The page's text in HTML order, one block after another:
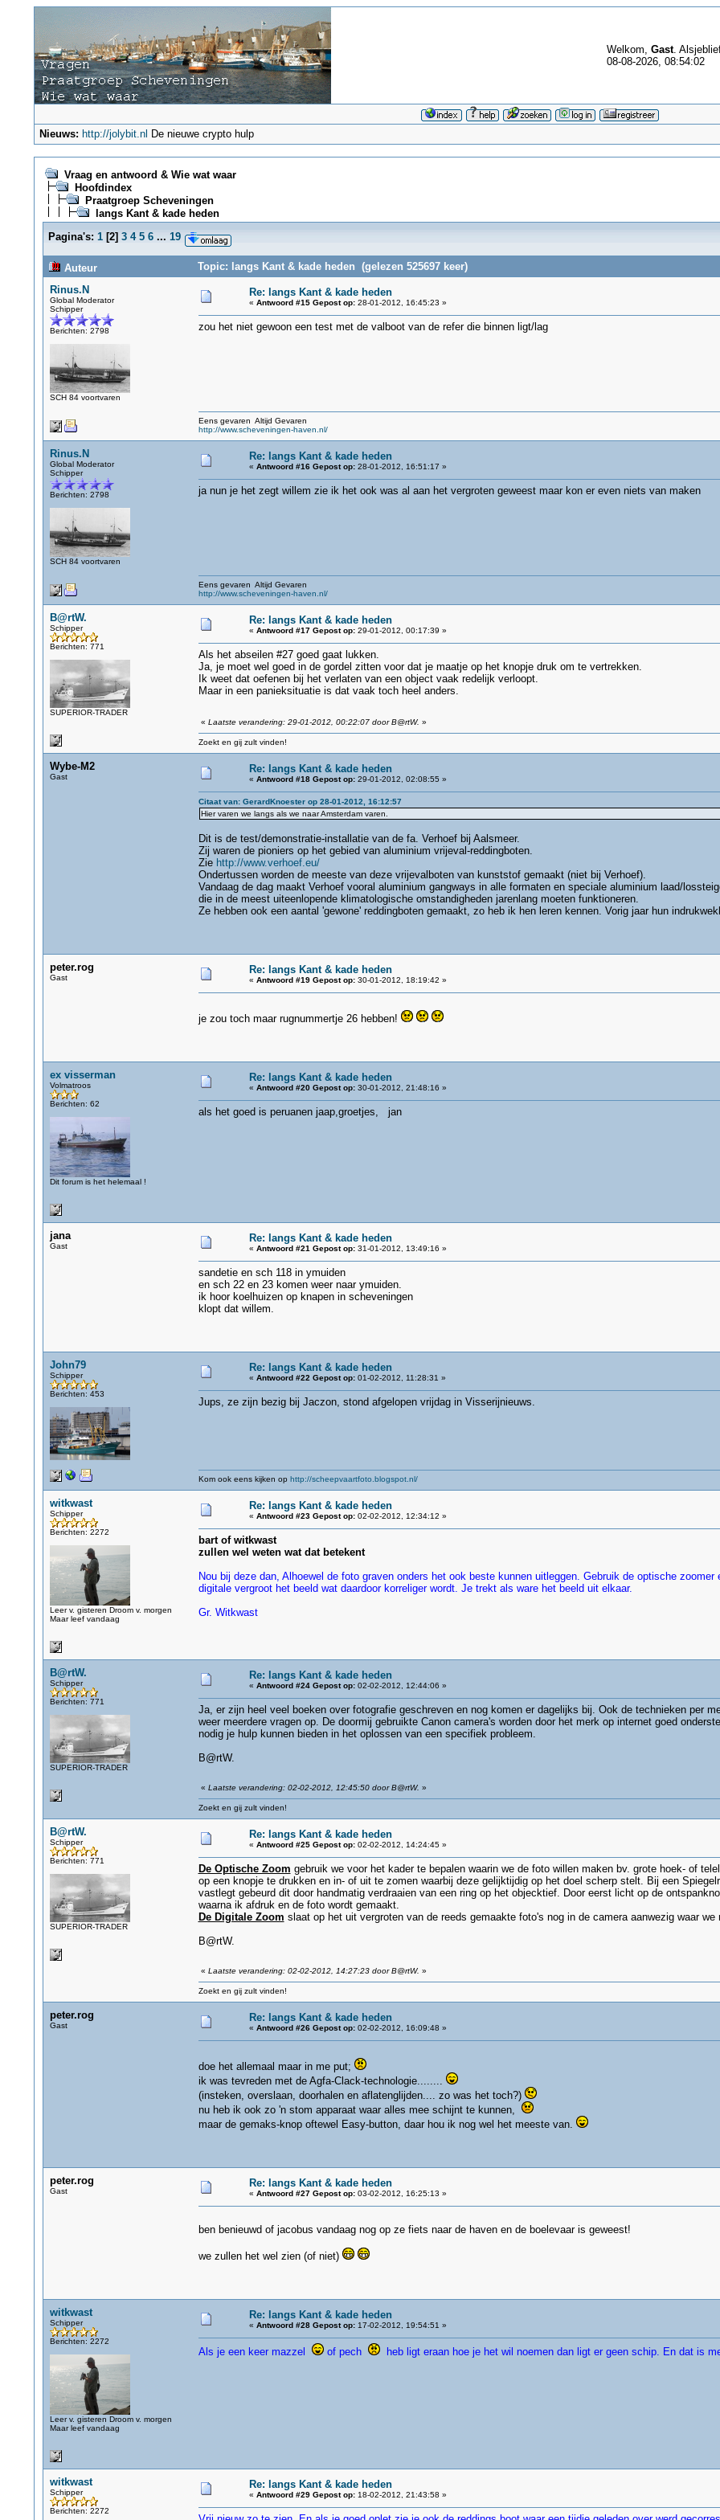
Welkom, Gast.
08-08-2026, 08:54:02
Nieuws: http://jolybit.nl De nieuwe crypto hulp
Vraag en antwoord & Wie wat waar
Hoofdindex
Praatgroep Scheveningen
langs Kant & kade heden
Pagina's: 1[2] 3 4 5 6 ... 19
Auteur
Topic: langs Kant & kade heden (gelezen 525697 keer)
Rinus.N
Global Moderator
Schipper
Berichten: 2798
SCH 84 voortvaren
Re: langs Kant & kade heden
« Antwoord #15 Gepost op:28-01-2012, 16:45:23 »
zou het niet gewoon een test met de valboot van de refer die binnen ligt/lag
Eens gevaren Altijd Gevaren
http://www.scheveningen-haven.nl/
Rinus.N
Global Moderator
Schipper
Berichten: 2798
SCH 84 voortvaren
Re: langs Kant & kade heden
« Antwoord #16 Gepost op:28-01-2012, 16:51:17 »
ja nun je het zegt willem zie ik het ook was al aan het vergroten geweest maar kon er even niets van maken
Eens gevaren Altijd Gevaren
http://www.scheveningen-haven.nl/
B@rtW.
Schipper
Berichten: 771
SUPERIOR-TRADER
Re: langs Kant & kade heden
« Antwoord #17 Gepost op:29-01-2012, 00:17:39 »
Als het abseilen #27 goed gaat lukken.
Ja, je moet wel goed in de gordel zitten voor dat je maatje op het knopje druk om te vertrekken.
Ik weet dat oefenen bij het verlaten van een object vaak redelijk verloopt.
Maar in een panieksituatie is dat vaak toch heel anders.
« Laatste verandering: 29-01-2012, 00:22:07 door B@rtW. »
Zoekt en gij zult vinden!
Wybe-M2
Gast
Re: langs Kant & kade heden
« Antwoord #18 Gepost op:29-01-2012, 02:08:55 »
Citaat van: GerardKnoester op 28-01-2012, 16:12:57
Hier varen we langs als we naar Amsterdam varen.
Dit is de test/demonstratie-installatie van de fa. Verhoef bij Aalsmeer.
Zij waren de pioniers op het gebied van aluminium vrijeval-reddingboten.
Zie http://www.verhoef.eu/
Ondertussen worden de meeste van deze vrijevalboten van kunststof gemaakt (niet bij Verhoef).
Vandaag de dag maakt Verhoef vooral aluminium gangways in alle formaten en speciale aluminium laad/
die in de meest uiteenlopende klimatologische omstandigheden jarenlang moeten funktioneren.
Ze hebben ook een aantal 'gewone' reddingboten gemaakt, zo heb ik hen leren kennen. Vorig jaar hun
peter.rog
Gast
Re: langs Kant & kade heden
« Antwoord #19 Gepost op:30-01-2012, 18:19:42 »
je zou toch maar rugnummertje 26 hebben!
ex visserman
Volmatroos
Berichten: 62
Dit forum is het helemaal !
Re: langs Kant & kade heden
« Antwoord #20 Gepost op:30-01-2012, 21:48:16 »
als het goed is peruanen jaap,groetjes, jan
jana
Gast
Re: langs Kant & kade heden
« Antwoord #21 Gepost op:31-01-2012, 13:49:16 »
sandetie en sch 118 in ymuiden
en sch 22 en 23 komen weer naar ymuiden.
ik hoor koelhuizen op knapen in scheveningen
klopt dat willem.
John79
Schipper
Berichten: 453
Re: langs Kant & kade heden
« Antwoord #22 Gepost op:01-02-2012, 11:28:31 »
Jups, ze zijn bezig bij Jaczon, stond afgelopen vrijdag in Visserijnieuws.
Kom ook eens kijken op http://scheepvaartfoto.blogspot.nl/
witkwast
Schipper
Berichten: 2272
Leer v. gisteren Droom v. morgen
Maar leef vandaag
Re: langs Kant & kade heden
« Antwoord #23 Gepost op:02-02-2012, 12:34:12 »
bart of witkwast
zullen wel weten wat dat betekent
Nou bij deze dan, Alhoewel de foto graven onders het ook beste kunnen uitleggen. Gebruik de optische
digitale vergroot het beeld wat daardoor korreliger wordt. Je trekt als ware het beeld uit elkaar.
Gr. Witkwast
B@rtW.
Schipper
Berichten: 771
SUPERIOR-TRADER
Re: langs Kant & kade heden
« Antwoord #24 Gepost op:02-02-2012, 12:44:06 »
Ja, er zijn heel veel boeken over fotografie geschreven en nog komen er dagelijks bij. Ook de technieken per
weer meerdere vragen op. De doormij gebruikte Canon camera's worden door het merk op internet goed
nodig je hulp kunnen bieden in het oplossen van een specifiek probleem.
B@rtW.
« Laatste verandering: 02-02-2012, 12:45:50 door B@rtW. »
Zoekt en gij zult vinden!
B@rtW.
Schipper
Berichten: 771
SUPERIOR-TRADER
Re: langs Kant & kade heden
« Antwoord #25 Gepost op:02-02-2012, 14:24:45 »
De Optische Zoom gebruik we voor het kader te bepalen waarin we de foto willen maken bv. grote hoek- of
op een knopje te drukken en in- of uit te zomen waarbij deze gelijktijdig op het doel scherp stelt. Bij een
vastlegt gebeurd dit door handmatig verdraaien van een ring op het objecktief. Door eerst licht op de
waarna ik afdruk en de foto wordt gemaakt.
De Digitale Zoom slaat op het uit vergroten van de reeds gemaakte foto's nog in de camera aanwezig waar
B@rtW.
« Laatste verandering: 02-02-2012, 14:27:23 door B@rtW. »
Zoekt en gij zult vinden!
peter.rog
Gast
Re: langs Kant & kade heden
« Antwoord #26 Gepost op:02-02-2012, 16:09:48 »
doe het allemaal maar in me put;
ik was tevreden met de Agfa-Clack-technologie........
(insteken, overslaan, doorhalen en aflatenglijden.... zo was het toch?)
nu heb ik ook zo 'n stom apparaat waar alles mee schijnt te kunnen,
maar de gemaks-knop oftewel Easy-button, daar hou ik nog wel het meeste van.
peter.rog
Gast
Re: langs Kant & kade heden
« Antwoord #27 Gepost op:03-02-2012, 16:25:13 »
ben benieuwd of jacobus vandaag nog op ze fiets naar de haven en de boelevaar is geweest!
we zullen het wel zien (of niet)
witkwast
Schipper
Berichten: 2272
Leer v. gisteren Droom v. morgen
Maar leef vandaag
Re: langs Kant & kade heden
« Antwoord #28 Gepost op:17-02-2012, 19:54:51 »
Als je een keer mazzel of pech heb ligt eraan hoe je het wil noemen dan ligt er geen schip. En dat is
witkwast
Schipper
Berichten: 2272
Re: langs Kant & kade heden
« Antwoord #29 Gepost op:18-02-2012, 21:43:58 »